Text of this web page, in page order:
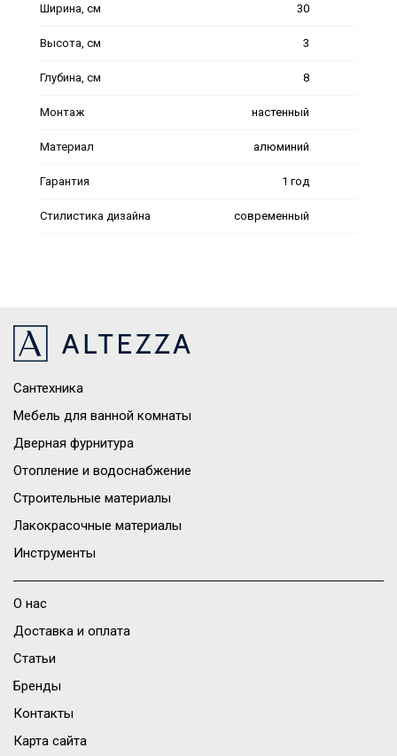
Ширина, см 30
Высота, см 3
Глубина, см 8
Монтаж настенный
Материал алюминий
Гарантия 1 год
Стилистика дизайна современный
Сантехника
Мебель для ванной комнаты
Дверная фурнитура
Отопление и водоснабжение
Строительные материалы
Лакокрасочные материалы
Инструменты
О нас
Доставка и оплата
Статьи
Бренды
Контакты
Карта сайта